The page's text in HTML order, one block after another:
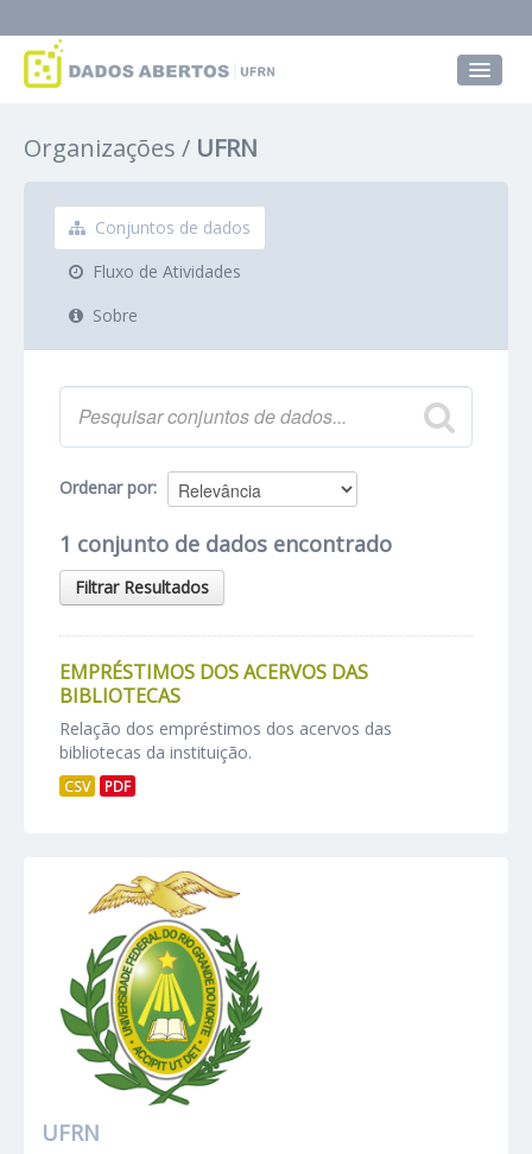
Grupos
Sobre
Organizações UFRN
Conjuntos de dados
Fluxo de Atividades
Sobre
Ordenar por
1 conjunto de dados encontrado
Filtrar Resultados
EMPRÉSTIMOS DOS ACERVOS DAS
BIBLIOTECAS
Relação dos empréstimos dos acervos das
bibliotecas da instituição.
CSV PDF
UFRN